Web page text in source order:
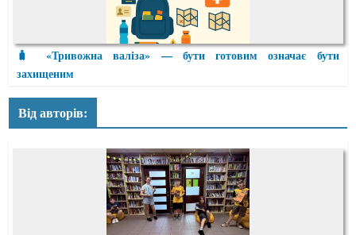
🧳 «Тривожна валіза» — бути готовим означає бути
захищеним
Від авторів: